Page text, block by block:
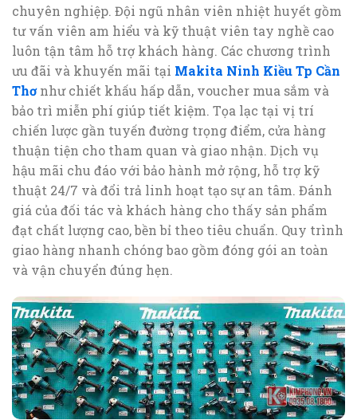
chuyên nghiệp. Đội ngũ nhân viên nhiệt huyết gồm
tư vấn viên am hiểu và kỹ thuật viên tay nghề cao
luôn tận tâm hỗ trợ khách hàng. Các chương trình
ưu đãi và khuyến mãi tại Makita Ninh Kiều Tp Cần
Thơnhư chiết khấu hấp dẫn, voucher mua sắm và
bảo trì miễn phí giúp tiết kiệm. Tọa lạc tại vị trí
chiến lược gần tuyến đường trọng điểm, cửa hàng
thuận tiện cho tham quan và giao nhận. Dịch vụ
hậu mãi chu đáo với bảo hành mở rộng, hỗ trợ kỹ
thuật 24/7 và đổi trả linh hoạt tạo sự an tâm. Đánh
giá của đối tác và khách hàng cho thấy sản phẩm
đạt chất lượng cao, bền bỉ theo tiêu chuẩn. Quy trình
giao hàng nhanh chóng bao gồm đóng gói an toàn
và vận chuyển đúng hẹn.